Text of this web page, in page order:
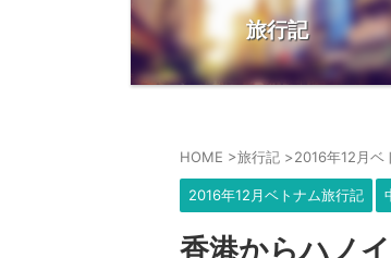
旅行記
HOME >旅行記 >2016年12月ベ
2016年12月ベトナム旅行記
香港からハノ